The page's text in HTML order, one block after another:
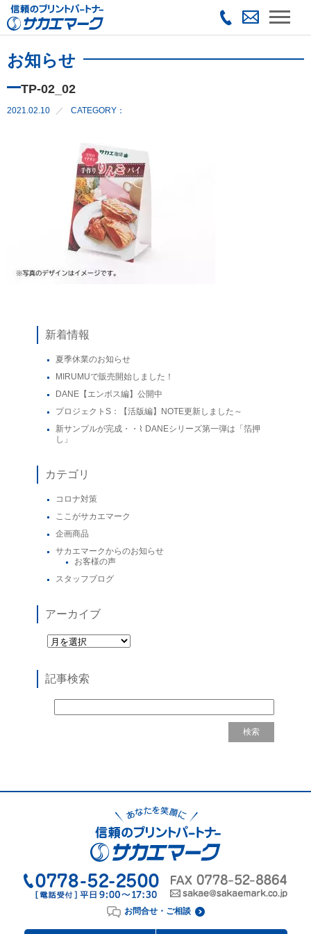
お知らせ
TP-02_02
2021.02.10 CATEGORY：
新着情報
夏季休業のお知らせ
MIRUMUで販売開始しました！
DANE【エンボス編】公開中
プロジェクトS：【活版編】NOTE更新しました～
新サンプルが完成・・⌇ DANEシリーズ第一弾は「箔押
し」
カテゴリ
コロナ対策
ここがサカエマーク
企画商品
サカエマークからのお知らせ
お客様の声
スタッフブログ
アーカイブ
記事検索
お問合せ・ご相談